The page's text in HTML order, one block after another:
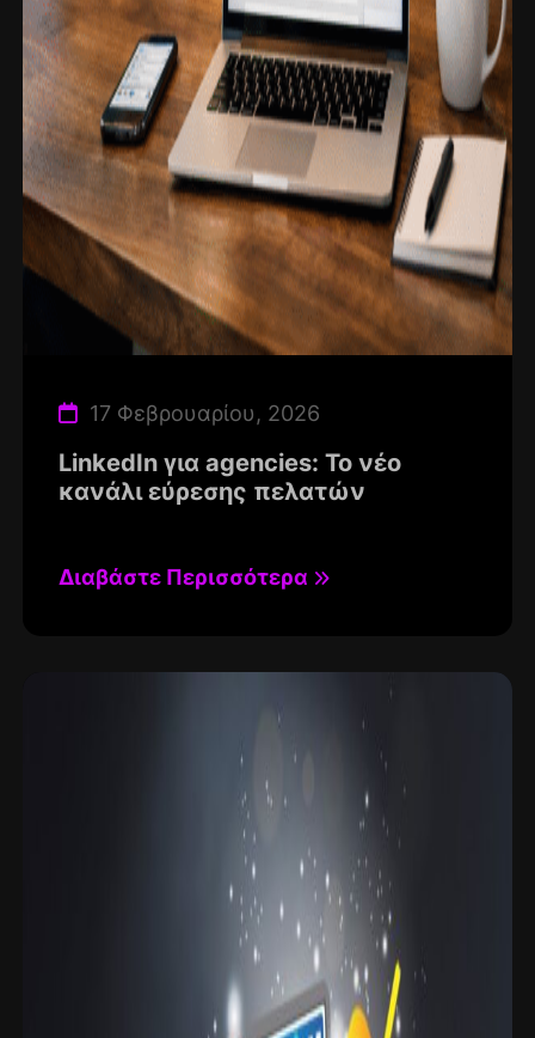
17 Φεβρουαρίου, 2026
LinkedIn για agencies: Το νέο
κανάλι εύρεσης πελατών
Διαβάστε Περισσότερα